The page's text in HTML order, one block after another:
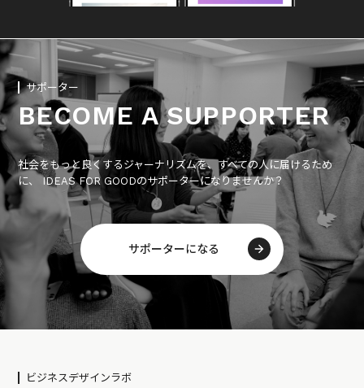
サポーター
BECOME A SUPPORTER
社会をもっと良くするジャーナリズムを、すべての人に届けるため
に、 IDEAS FOR GOODのサポーターになりませんか？
サポーターになる
ビジネスデザインラボ